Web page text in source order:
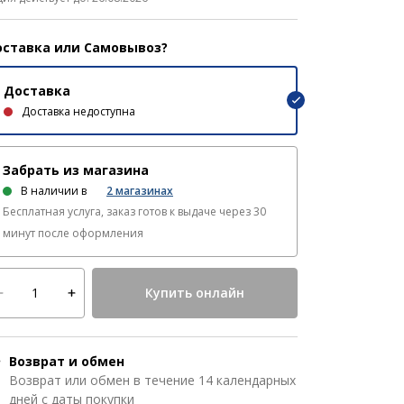
или Самовывоз?
Доставка
Доставка недоступна
Забрать из магазина
В наличии в 2магазинах
Бесплатная услуга, заказ готов к выдаче через 30
минут после оформления
Купить онлайн
Возврат и обмен
Возврат или обмен в течение 14 календарных
дней с даты покупки